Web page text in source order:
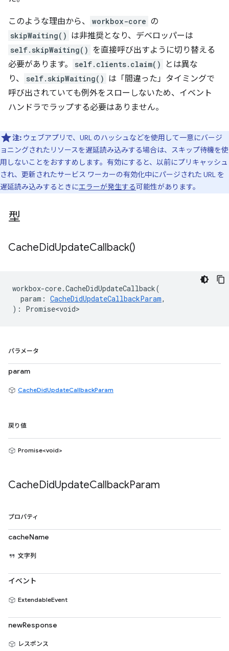
このような理由から、 workbox-core の
skipWaiting() は非推奨となり、デベロッパーは
self.skipWaiting() を直接呼び出すように切り替える
必要があります。
self.clients.claim()
とは異な
り、
self.skipWaiting() は「間違った」タイミングで
呼び出されていても例外をスローしないため、イベント
ハンドラでラップする必要はありません。
注: ウェブアプリで、URL のハッシュなどを使用して一意にバージ
ョニングされたリソースを遅延読み込みする場合は、スキップ待機を使
用しないことをおすすめします。有効にすると、以前にプリキャッシュ
され、更新されたサービス ワーカーの有効化中にパージされた URL を
遅延読み込みするときにエラーが発生する可能性があります。
型
CacheDidUpdateCallback()
workbox-core.CacheDidUpdateCallback(
param : CacheDidUpdateCallbackParam,
) : Promise<void>
パラメータ
param
CacheDidUpdateCallbackParam
戻り値
Promise<void>
CacheDidUpdateCallbackParam
プロパティ
cacheName
文字列
イベント
ExtendableEvent
newResponse
レスポンス